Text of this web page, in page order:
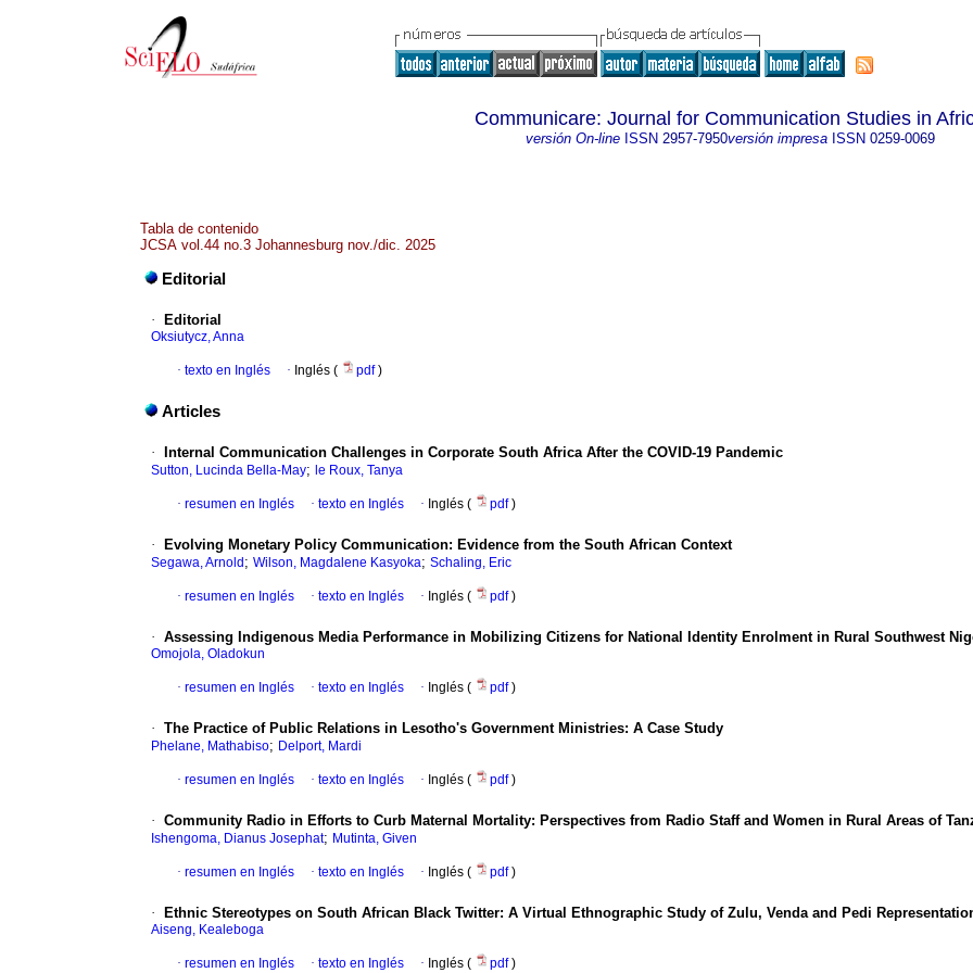
Communicare: Journal for Communication Studies in
versión On-lineISSN 2957-7950versión impresaISSN 0259-0069
Tabla de contenido
JCSA vol.44 no.3 Johannesburg nov./dic. 2025
Editorial
· Editorial
Oksiutycz, Anna
· texto en Inglés · Inglés ( pdf)
Articles
· Internal Communication Challenges in Corporate South Africa After the COVID-19 Pandemic
Sutton, Lucinda Bella-May; le Roux, Tanya
· resumen en Inglés · texto en Inglés · Inglés ( pdf)
· Evolving Monetary Policy Communication: Evidence from the South African Context
Segawa, Arnold ; Wilson, Magdalene Kasyoka; Schaling, Eric
· resumen en Inglés · texto en Inglés · Inglés ( pdf)
· Assessing Indigenous Media Performance in Mobilizing Citizens for National Identity Enrolment in Rural Southwest
Omojola, Oladokun
· resumen en Inglés · texto en Inglés · Inglés ( pdf)
· The Practice of Public Relations in Lesotho's Government Ministries: A Case Study
Phelane, Mathabiso; Delport, Mardi
· resumen en Inglés · texto en Inglés · Inglés ( pdf)
· Community Radio in Efforts to Curb Maternal Mortality: Perspectives from Radio Staff and Women in Rural Areas of
Ishengoma, Dianus Josephat; Mutinta, Given
· resumen en Inglés · texto en Inglés · Inglés ( pdf)
· Ethnic Stereotypes on South African Black Twitter: A Virtual Ethnographic Study of Zulu, Venda and Pedi
Aiseng, Kealeboga
· resumen en Inglés · texto en Inglés · Inglés ( pdf)